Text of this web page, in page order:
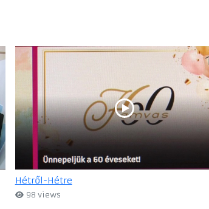
Hétről-Hétre
98 views